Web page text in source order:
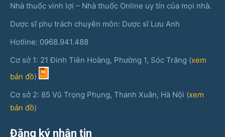
Nhà thuốc vinh lợi – Nhà thuốc Online uy tín của mọi nhà.
Dược sĩ phụ trách chuyên môn: Dược sĩ Lưu Anh
Hotline: 0968.941.488
Cơ sở 1: 21 Đinh Tiên Hoàng, Phường 1, Sóc Trăng (xem
bản đồ)
Cơ sở 2: 85 Vũ Trọng Phụng, Thanh Xuân, Hà Nội (xem
bản đồ)
Đăng ký nhận tin